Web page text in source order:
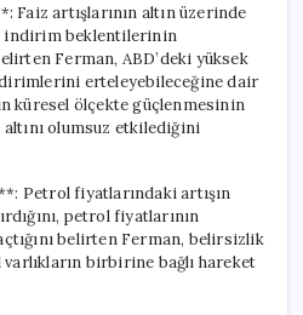
Faiz artışlarının altın üzerinde
indirim beklentilerinin
Ferman, ABD’deki yüksek
erteleyebileceğine dair
küresel ölçekte güçlenmesinin
altını olumsuz etkilediğini
Petrol fiyatlarındaki artışın
petrol fiyatlarının
belirten Ferman, belirsizlik
birbirine bağlı hareket